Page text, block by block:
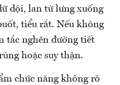
dội, lan từ lưng xuống
tiểu rắt. Nếu không
tắc nghẽn đường tiết
hoặc suy thận.
chức năng không rõ